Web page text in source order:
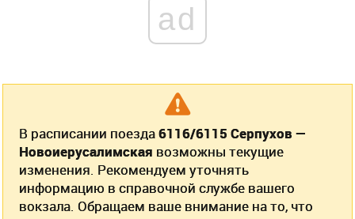
ad
В расписании поезда6116/6115 Серпухов —
Новоиерусалимская возможны текущие
изменения. Рекомендуем уточнять
информацию в справочной службе вашего
вокзала. Обращаем ваше внимание на то, что